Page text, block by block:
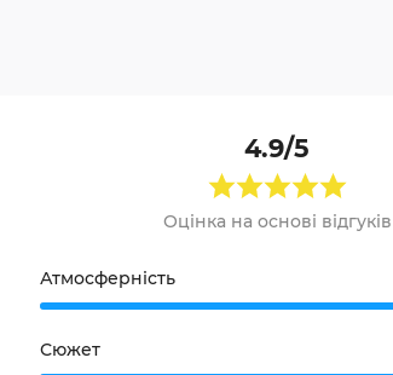
4.9/5
Оцінка на основі відгуків
Атмосферність
Сюжет